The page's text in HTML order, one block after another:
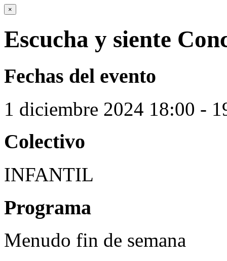
×
Escucha y siente
Fechas del evento
1 diciembre 2024 18:00 -
Colectivo
INFANTIL
Programa
Menudo fin de semana